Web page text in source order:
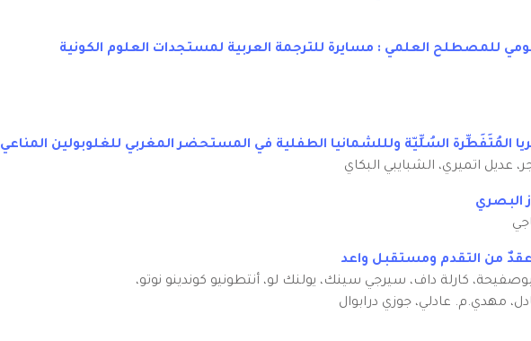
للمصطلح العلمي : مسايرة للترجمة العربية لمستجدات العلوم الكونية
المُتَفَطِّرة السُلِّيّة ولللشمانيا الطفلية في المستحضر المغربي للغلوبولين المناعي
عديل اتميري، الشبايبي البكاي
البصري
من التقدم ومستقبل واعد
كارلة داف، سيرجي سينك، يولنك لو، أنتطونيو كوندينو نوتو،
مهدي.م. عادلي، جوزي درابوال